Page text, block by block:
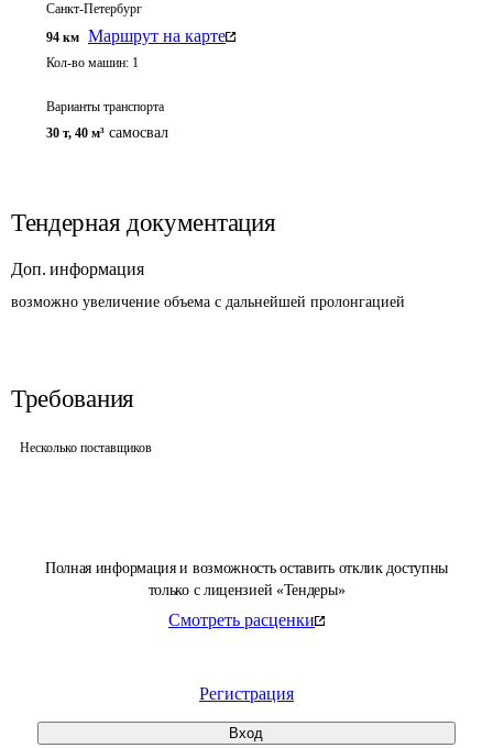
Полная информация и возможность оставить отклик доступны
только с лицензией «Тендеры»
Смотреть расценки
Регистрация
Вход
Санкт-Петербург
94 км Маршрут на карте
Кол-во машин: 1
Варианты транспорта
30 т, 40 м³ самосвал
Тендерная документация
Доп. информация
возможно увеличение объема с дальнейшей пролонгацией
Требования
Несколько поставщиков